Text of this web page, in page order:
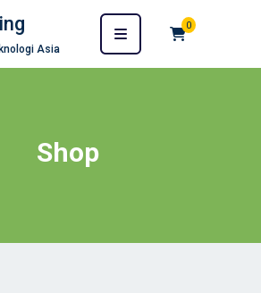
Asia
0
Shop